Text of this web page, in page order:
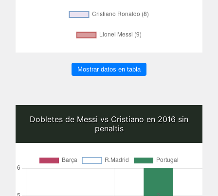
Mostrar datos en tabla
Dobletes de Messi vs Cristiano en 2016 sin
penaltis